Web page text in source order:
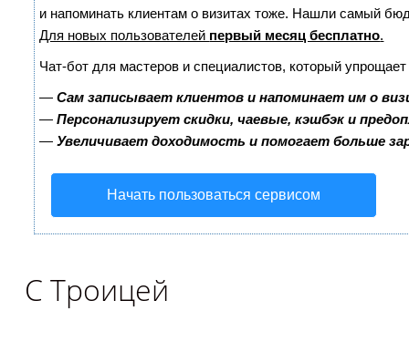
и напоминать клиентам о визитах тоже. Нашли самый
Для новых пользователей первый месяц бесплатно.
Чат-бот для мастеров и специалистов, который
—Сам записывает клиентов и напоминает им о
—Персонализирует скидки, чаевые, кэшбэк и
—Увеличивает доходимость и помогает больше
Начать пользоваться сервисом
С Троицей